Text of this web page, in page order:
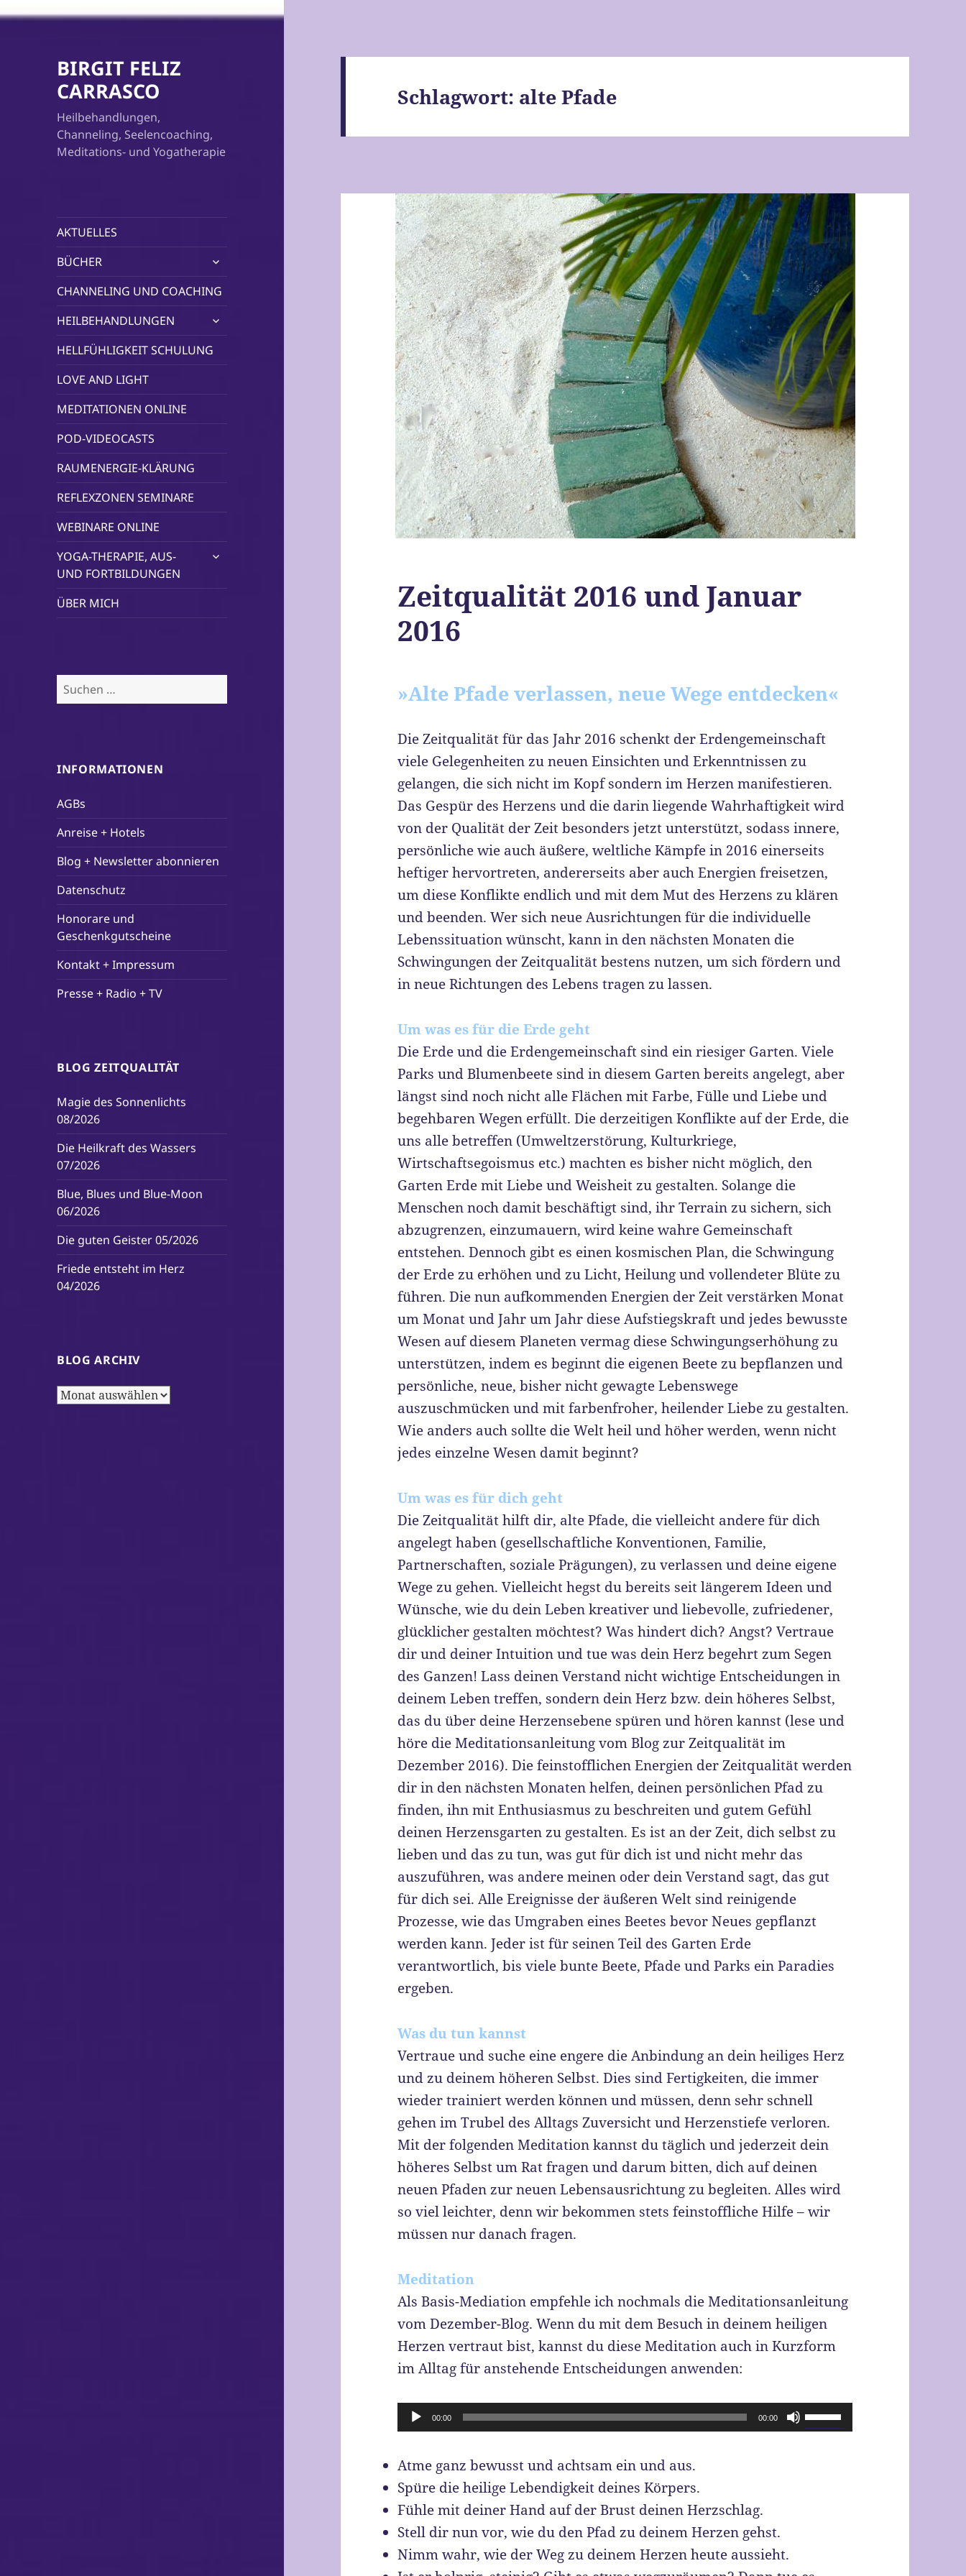
BIRGIT FELIZ
CARRASCO
Heilbehandlungen,
Channeling, Seelencoaching,
Meditations- und Yogatherapie
AKTUELLES
BÜCHER
untermenü
CHANNELING UND COACHING
HEILBEHANDLUNGEN
untermenü
öffnen
HELLFÜHLIGKEIT SCHULUNG
LOVE AND LIGHT
MEDITATIONEN ONLINE
POD-VIDEOCASTS
RAUMENERGIE-KLÄRUNG
REFLEXZONEN SEMINARE
WEBINARE ONLINE
YOGA-THERAPIE, AUS-
UND FORTBILDUNGEN
untermenü
ÜBER MICH
Suchen
nach:
INFORMATIONEN
AGBs
Anreise + Hotels
Blog + Newsletter abonnieren
Datenschutz
Honorare und
Geschenkgutscheine
Kontakt + Impressum
Presse + Radio + TV
BLOG ZEITQUALITÄT
Magie des Sonnenlichts
08/2026
Die Heilkraft des Wassers
07/2026
Blue, Blues und Blue-Moon
06/2026
Die guten Geister 05/2026
Friede entsteht im Herz
04/2026
BLOG ARCHIV
Blog
Schlagwort: alte Pfade
Zeitqualität 2016 und Januar
2016
»Alte Pfade verlassen, neue Wege entdecken«
Die Zeitqualität für das Jahr 2016 schenkt der Erdengemeinschaft
viele Gelegenheiten zu neuen Einsichten und Erkenntnissen zu
gelangen, die sich nicht im Kopf sondern im Herzen manifestieren.
Das Gespür des Herzens und die darin liegende Wahrhaftigkeit wird
von der Qualität der Zeit besonders jetzt unterstützt, sodass innere,
persönliche wie auch äußere, weltliche Kämpfe in 2016 einerseits
heftiger hervortreten, andererseits aber auch Energien freisetzen,
um diese Konflikte endlich und mit dem Mut des Herzens zu klären
und beenden. Wer sich neue Ausrichtungen für die individuelle
Lebenssituation wünscht, kann in den nächsten Monaten die
Schwingungen der Zeitqualität bestens nutzen, um sich fördern und
in neue Richtungen des Lebens tragen zu lassen.
Um was es für die Erde geht
Die Erde und die Erdengemeinschaft sind ein riesiger Garten. Viele
Parks und Blumenbeete sind in diesem Garten bereits angelegt, aber
längst sind noch nicht alle Flächen mit Farbe, Fülle und Liebe und
begehbaren Wegen erfüllt. Die derzeitigen Konflikte auf der Erde, die
uns alle betreffen (Umweltzerstörung, Kulturkriege,
Wirtschaftsegoismus etc.) machten es bisher nicht möglich, den
Garten Erde mit Liebe und Weisheit zu gestalten. Solange die
Menschen noch damit beschäftigt sind, ihr Terrain zu sichern, sich
abzugrenzen, einzumauern, wird keine wahre Gemeinschaft
entstehen. Dennoch gibt es einen kosmischen Plan, die Schwingung
der Erde zu erhöhen und zu Licht, Heilung und vollendeter Blüte zu
führen. Die nun aufkommenden Energien der Zeit verstärken Monat
um Monat und Jahr um Jahr diese Aufstiegskraft und jedes bewusste
Wesen auf diesem Planeten vermag diese Schwingungserhöhung zu
unterstützen, indem es beginnt die eigenen Beete zu bepflanzen und
persönliche, neue, bisher nicht gewagte Lebenswege
auszuschmücken und mit farbenfroher, heilender Liebe zu gestalten.
Wie anders auch sollte die Welt heil und höher werden, wenn nicht
jedes einzelne Wesen damit beginnt?
Um was es für dich geht
Die Zeitqualität hilft dir, alte Pfade, die vielleicht andere für dich
angelegt haben (gesellschaftliche Konventionen, Familie,
Partnerschaften, soziale Prägungen), zu verlassen und deine eigene
Wege zu gehen. Vielleicht hegst du bereits seit längerem Ideen und
Wünsche, wie du dein Leben kreativer und liebevolle, zufriedener,
glücklicher gestalten möchtest? Was hindert dich? Angst? Vertraue
dir und deiner Intuition und tue was dein Herz begehrt zum Segen
des Ganzen! Lass deinen Verstand nicht wichtige Entscheidungen in
deinem Leben treffen, sondern dein Herz bzw. dein höheres Selbst,
das du über deine Herzensebene spüren und hören kannst (lese und
höre die Meditationsanleitung vom Blog zur Zeitqualität im
Dezember 2016). Die feinstofflichen Energien der Zeitqualität werden
dir in den nächsten Monaten helfen, deinen persönlichen Pfad zu
finden, ihn mit Enthusiasmus zu beschreiten und gutem Gefühl
deinen Herzensgarten zu gestalten. Es ist an der Zeit, dich selbst zu
lieben und das zu tun, was gut für dich ist und nicht mehr das
auszuführen, was andere meinen oder dein Verstand sagt, das gut
für dich sei. Alle Ereignisse der äußeren Welt sind reinigende
Prozesse, wie das Umgraben eines Beetes bevor Neues gepflanzt
werden kann. Jeder ist für seinen Teil des Garten Erde
verantwortlich, bis viele bunte Beete, Pfade und Parks ein Paradies
ergeben.
Was du tun kannst
Vertraue und suche eine engere die Anbindung an dein heiliges Herz
und zu deinem höheren Selbst. Dies sind Fertigkeiten, die immer
wieder trainiert werden können und müssen, denn sehr schnell
gehen im Trubel des Alltags Zuversicht und Herzenstiefe verloren.
Mit der folgenden Meditation kannst du täglich und jederzeit dein
höheres Selbst um Rat fragen und darum bitten, dich auf deinen
neuen Pfaden zur neuen Lebensausrichtung zu begleiten. Alles wird
so viel leichter, denn wir bekommen stets feinstoffliche Hilfe – wir
müssen nur danach fragen.
Meditation
Als Basis-Mediation empfehle ich nochmals die Meditationsanleitung
vom Dezember-Blog. Wenn du mit dem Besuch in deinem heiligen
Herzen vertraut bist, kannst du diese Meditation auch in Kurzform
im Alltag für anstehende Entscheidungen anwenden:
Audio-
Player
00:00 00:00
Pfeiltasten
Hoch/Runter
Atme ganz bewusst und achtsam ein und aus.
Spüre die heilige Lebendigkeit deines Körpers.
Fühle mit deiner Hand auf der Brust deinen Herzschlag.
Stell dir nun vor, wie du den Pfad zu deinem Herzen gehst.
Nimm wahr, wie der Weg zu deinem Herzen heute aussieht.